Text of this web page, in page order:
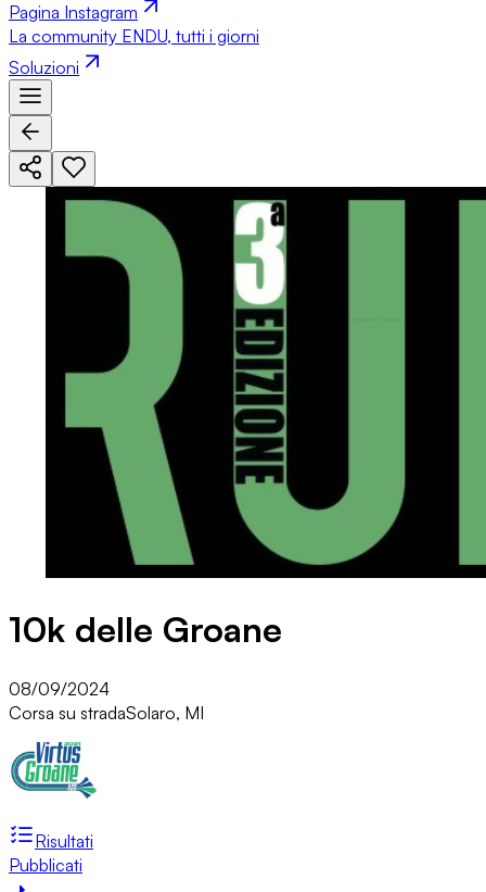
Pagina Instagram
La community ENDU, tutti i giorni
Soluzioni
10k delle Groane
08/09/2024
Corsa su stradaSolaro, MI
Risultati
Pubblicati